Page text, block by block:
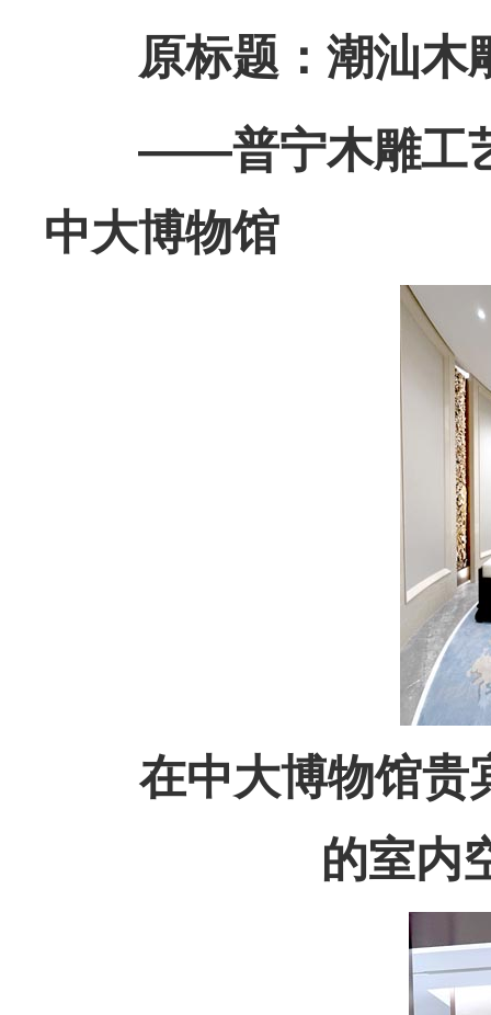
原标题：潮汕木
——普宁木雕工艺
中大博物馆
在中大博物馆贵宾
的室内